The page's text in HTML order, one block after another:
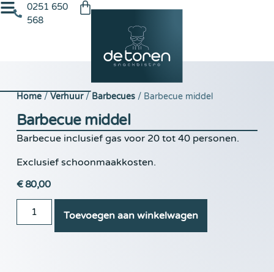
0251 650
568
Home/ Verhuur/ Barbecues/ Barbecue middel
Barbecue middel
Barbecue inclusief gas voor 20 tot 40 personen.
Exclusief schoonmaakkosten.
€80,00
Toevoegen aan winkelwagen